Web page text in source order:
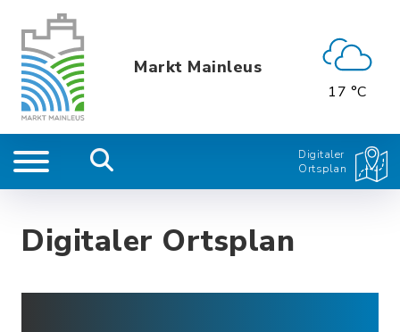
Markt Mainleus
17 °C
Digitaler
Ortsplan
Digitaler Ortsplan